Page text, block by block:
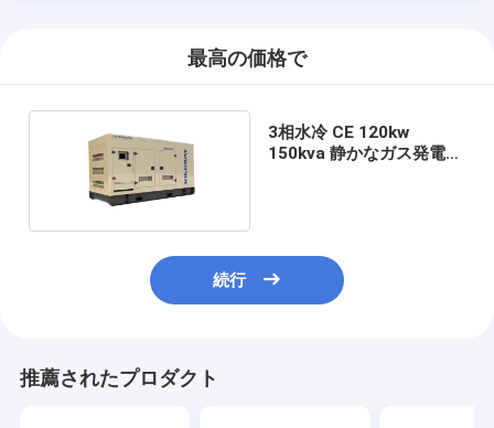
最高の価格で
3相水冷 CE 120kw
150kva 静かなガス発電機
続行
推薦されたプロダクト